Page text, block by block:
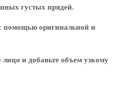
густых прядей.
помощью оригинальной и
лицо и добавьте объем узкому